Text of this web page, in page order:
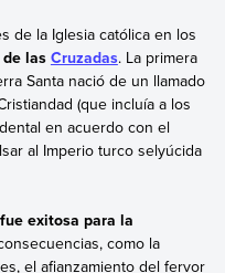
de la Iglesia católica en los
lasCruzadas. La primera
Santa nació de un llamado
(que incluía a los
en acuerdo con el
al Imperio turco selyúcida
exitosa para la
como la
el afianzamiento del fervor